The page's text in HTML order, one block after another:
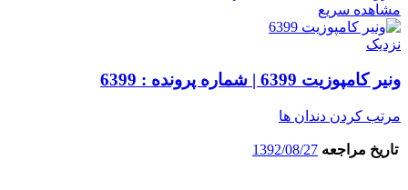
مشاهده سریع
نزدیک
ونیر کامپوزیت 6399 | شماره پرونده : 6399
مرتب کردن دندان ها
تاریخ مراجعه 1392/08/27